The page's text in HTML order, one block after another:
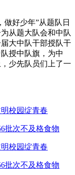
好少年”从题队日
从题大队会和中队
大中队干部授队干
授中队旗，为中
少先队员们上了一
校园绽青春
批次不及格食物
校园绽青春
批次不及格食物